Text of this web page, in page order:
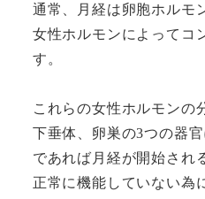
通常、月経は卵胞ホルモ
女性ホルモンによってコ
す。
これらの女性ホルモンの
下垂体、卵巣の3つの器
であれば月経が開始され
正常に機能していない為